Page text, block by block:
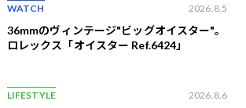
WATCH 2026.8.5
36mmのヴィンテージ"ビッグオイスター"。
ロレックス「オイスター Ref.6424」
LIFESTYLE 2026.8.6